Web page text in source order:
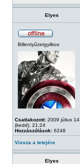
Elyes
Billentyűzetgyilkos
Csatlakozott: 2009 július 14
(kedd), 21:24
Hozzászólások: 6248
Vissza a tetejére
Elyes